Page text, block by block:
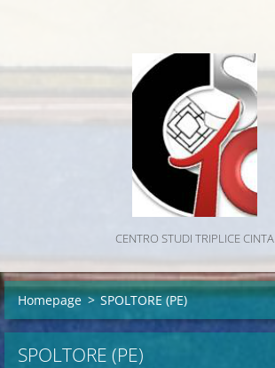
CENTRO STUDI TRIPLICE CINTA
Homepage > SPOLTORE (PE)
SPOLTORE (PE)